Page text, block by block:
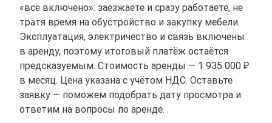
«всё включено»: заезжаете и сразу работаете, не
тратя время на обустройство и закупку мебели.
Эксплуатация, электричество и связь включены
в аренду, поэтому итоговый платёж остаётся
предсказуемым. Стоимость аренды — 1 935 000 ₽
в месяц. Цена указана с учётом НДС. Оставьте
заявку — поможем подобрать дату просмотра и
ответим на вопросы по аренде.